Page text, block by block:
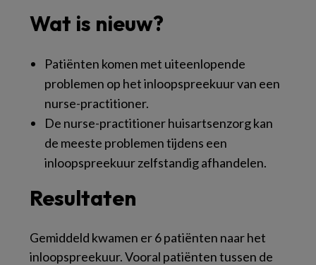
Wat is nieuw?
Patiënten komen met uiteenlopende
problemen op het inloopspreekuur van een
nurse-practitioner.
De nurse-practitioner huisartsenzorg kan
de meeste problemen tijdens een
inloopspreekuur zelfstandig afhandelen.
Resultaten
Gemiddeld kwamen er 6 patiënten naar het
inloopspreekuur. Vooral patiënten tussen de